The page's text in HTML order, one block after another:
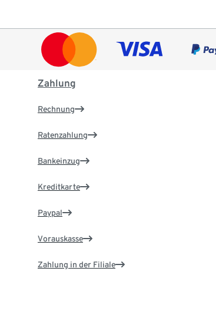
Zahlung
Rechnung
Ratenzahlung
Bankeinzug
Kreditkarte
Paypal
Vorauskasse
Zahlung in der Filiale